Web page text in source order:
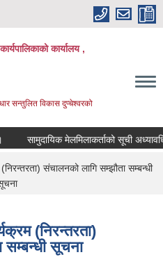
कार्यालय ,
सन्तुलित विकास दुप्चेश्वरको
सामुदायिक मेलमिलाकर्ताको सूची अध्यावधिक
संचालनको लागि सम्झौता सम्बन्धी
(निरन्तरता)
सम्बन्धी सूचना